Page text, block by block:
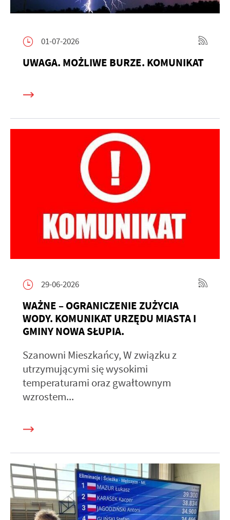
01-07-2026
UWAGA. MOŻLIWE BURZE. KOMUNIKAT
29-06-2026
WAŻNE – OGRANICZENIE ZUŻYCIA
WODY. KOMUNIKAT URZĘDU MIASTA I
GMINY NOWA SŁUPIA.
Szanowni Mieszkańcy, W związku z
utrzymującymi się wysokimi
temperaturami oraz gwałtownym
wzrostem...